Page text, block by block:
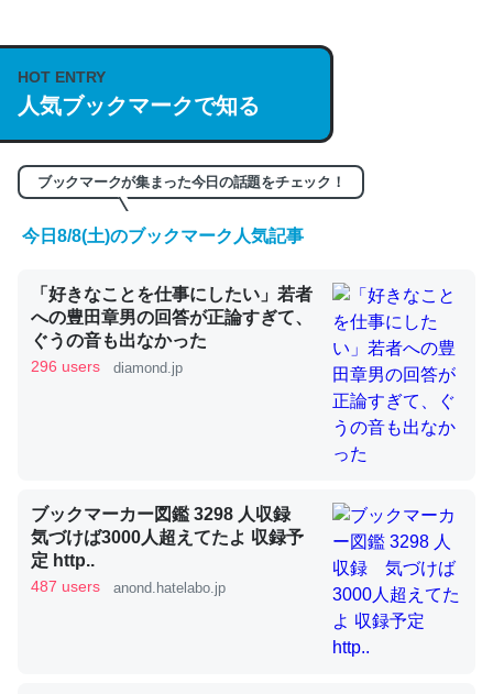
説してる記事が少ないので貴重な良記事。/続編来た
https://isobe324649.hatenablog.com/entry/2023/03/27
/064121
─GPTの仕組みと限界についての考察（１） - conceptualization
くらい。小説でいう「ずっと前の伏線」は回収されないけ
ど、短期記憶というには多い分量。進化すればするほど分
かりやすく強くなりそう
─GPTの仕組みと限界についての考察（１） - conceptualization
昆虫ってカルシウム少ないのか。知らんかった。調べたら
コオロギのカルシウム分はエビの600分の1程度。
─ニュース :: 【研究発表】昆虫学の大問題＝「昆虫はなぜ海にいな
HOT ENTRY
人気ブックマークで知る
ブックマークが集まった今日の話題をチェック！
今日8/8(土)のブックマーク人気記事
「好きなことを仕事にしたい」若者
への豊田章男の回答が正論すぎて、
ぐうの音も出なかった
296 users diamond.jp
ブックマーカー図鑑 3298 人収録
気づけば3000人超えてたよ 収録予
定 http..
487 users anond.hatelabo.jp